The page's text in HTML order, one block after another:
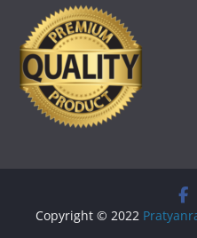
Copyright © 2022